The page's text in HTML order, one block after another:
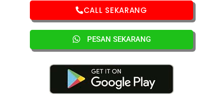
CALL SEKARANG
PESAN SEKARANG